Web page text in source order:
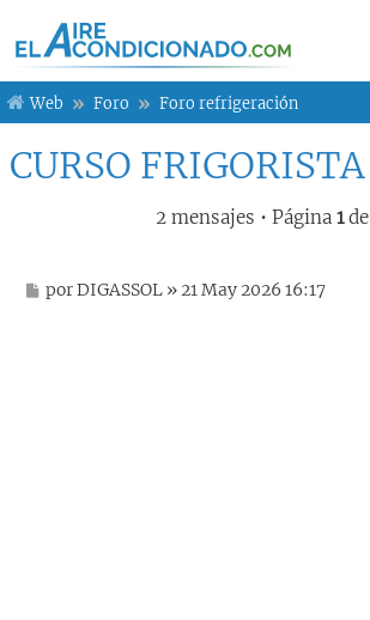
Web Foro Foro refrigeración
CURSO FRIGORISTA
2 mensajes • Página 1de
M
porDIGASSOL » 21 May 2026 16:17